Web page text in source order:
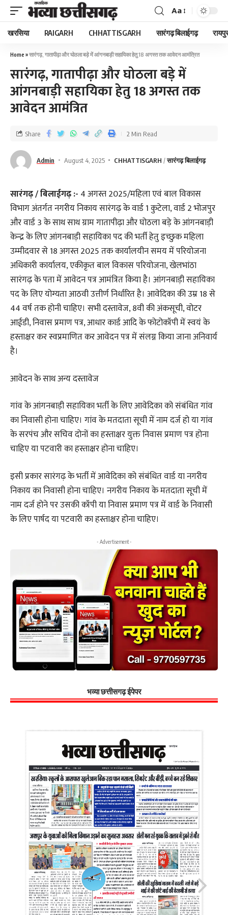
Aa
खरसिया RAIGARH CHHATTISGARH सारंगढ़ बिलाईगढ़
Home »सारंगढ़, गातापीढ़ा और घोठला बड़े में आंगनबाड़ी सहायिका हेतु 18 अगस्त तक आवेदन आमंत्रित
सारंगढ़, गातापीढ़ा और घोठला बड़े में
आंगनबाड़ी सहायिका हेतु 18 अगस्त तक
आवेदन आमंत्रित
Admin August 4, 2025 CHHATTISGARH सारंगढ़ बिलाईगढ़
Share 2 Min Read
सारंगढ़ / बिलाईगढ़ :- 4 अगस्त 2025/महिला एवं बाल विकास
विभाग अंतर्गत नगरीय निकाय सारंगढ़ के वार्ड 1 कुटेला, वार्ड 2 भोजपुर
और वार्ड 3 के साथ साथ ग्राम गातापीढ़ा और घोठला बड़े के आंगनबाड़ी
केन्द्र के लिए आंगनबाड़ी सहायिका पद की भर्ती हेतु इच्छुक महिला
उम्मीदवार से 18 अगस्त 2025 तक कार्यालयीन समय में परियोजना
अधिकारी कार्यालय, एकीकृत बाल विकास परियोजना, खेलभांठा
सारंगढ़ के पता में आवेदन पत्र आमंत्रित किया है। आंगनबाड़ी सहायिका
पद के लिए योग्यता आठवी उत्तीर्ण निर्धारित है। आवेदिका की उम्र 18 से
44 वर्ष तक होनी चाहिए। सभी दस्तावेज, 8वी की अंकसूची, वोटर
आईडी, निवास प्रमाण पत्र, आधार कार्ड आदि के फोटोकॉपी में स्वयं के
हस्ताक्षर कर स्वप्रमाणित कर आवेदन पत्र में संलग्न किया जाना अनिवार्य
है।
आवेदन के साथ अन्य दस्तावेज
गांव के आंगनबाड़ी सहायिका भर्ती के लिए आवेदिका को संबंधित गांव
का निवासी होना चाहिए। गांव के मतदाता सूची में नाम दर्ज हो या गांव
के सरपंच और सचिव दोनों का हस्ताक्षर युक्त निवास प्रमाण पत्र होना
चाहिए या पटवारी का हस्ताक्षर होना चाहिए।
इसी प्रकार सारंगढ़ के भर्ती में आवेदिका को संबंधित वार्ड या नगरीय
निकाय का निवासी होना चाहिए। नगरीय निकाय के मतदाता सूची में
नाम दर्ज होने पर उसकी कॉपी या निवास प्रमाण पत्र में वार्ड के निवासी
के लिए पार्षद या पटवारी का हस्ताक्षर होना चाहिए।
- Advertisement -
भव्या छत्तीसगढ़ ईपेपर